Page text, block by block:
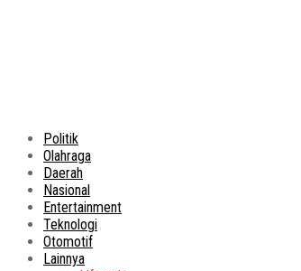
Politik
Olahraga
Daerah
Nasional
Entertainment
Teknologi
Otomotif
Lainnya